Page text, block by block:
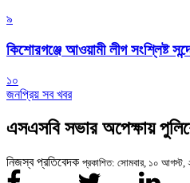
৯
কিশোরগঞ্জে আওয়ামী লীগ সংশ্লিষ্ট
১০
জনপ্রিয় সব খবর
এসএসবি সভার অপেক্ষায়
নিজস্ব প্রতিবেদক প্রকাশিত: সোমবার, ১০ আগস্ট,